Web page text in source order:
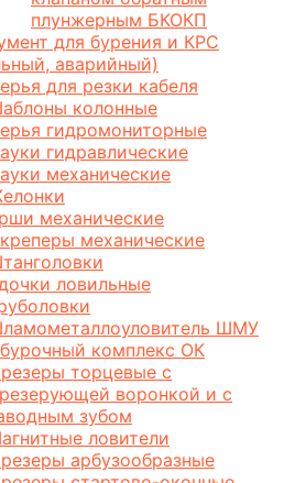
плунжерным БКОКП
для бурения и КРС
аварийный)
для резки кабеля
колонные
гидромониторные
гидравлические
механические
механические
механические
ловильные
ШМУ
комплекс ОК
торцевые с
воронкой и с
зубом
ловители
арбузообразные